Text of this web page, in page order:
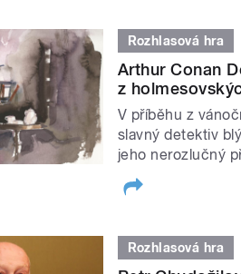
Rozhlasová hra
Arthur Conan
z
V příběhu z
slavný detektiv
jeho nerozlučný
Rozhlasová hra